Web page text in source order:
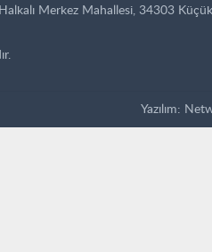
Merkez Mahallesi, 34303
Yazılım: